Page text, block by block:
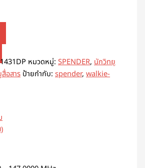
หมวดหมู่:SPENDER,นักวิทยุ
อสาร ป้ายกำกับ:spender,walkie-